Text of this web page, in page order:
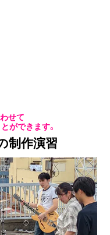
せて
ができます。
制作演習